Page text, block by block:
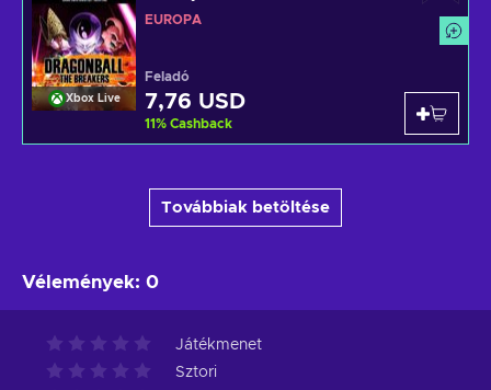
Xbox Live
EURÓPA
Feladó
7,76 USD
11% Cashback
Továbbiak betöltése
Vélemények: 0
Játékmenet
Sztori